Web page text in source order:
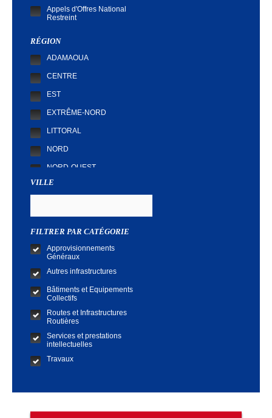
Appels d'Offres National
Restreint
RÉGION
ADAMAOUA
CENTRE
EST
EXTRÊME-NORD
LITTORAL
NORD
NORD-OUEST
SUD
VILLE
FILTRER PAR CATÉGORIE
Approvisionnements
Généraux
Autres infrastructures
Bâtiments et Equipements
Collectifs
Routes et Infrastructures
Routières
Services et prestations
intellectuelles
Travaux